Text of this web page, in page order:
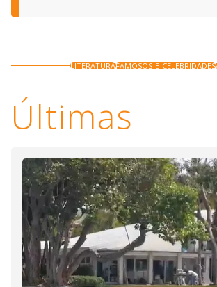
LITERATURAFAMOSOS-E-CELEBRIDADES
Últimas